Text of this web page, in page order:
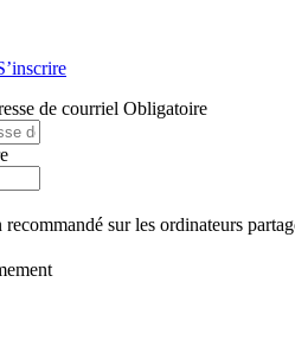
de courriel Obligatoire
recommandé sur les ordinateurs